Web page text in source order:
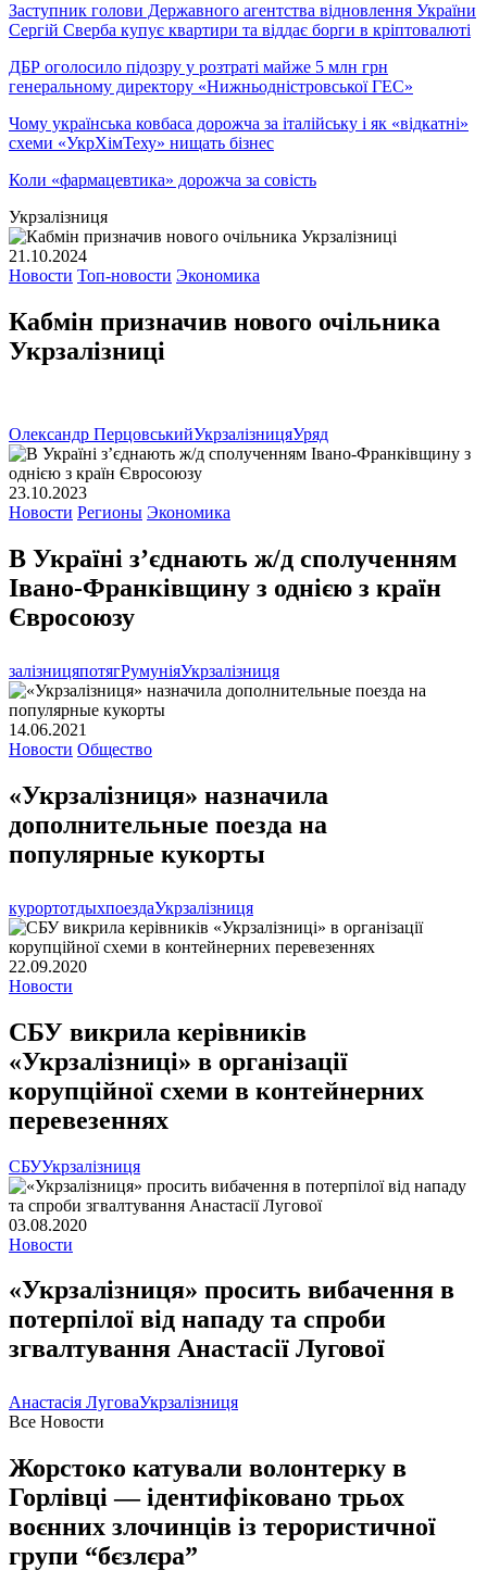
Заступник голови Державного агентства відновлення України
Сергій Сверба купує квартири та віддає борги в кріптовалюті
ДБР оголосило підозру у розтраті майже 5 млн грн
генеральному директору «Нижньодністровської ГЕС»
Чому українська ковбаса дорожча за італійську і як «відкатні»
схеми «УкрХімТеху» нищать бізнес
Коли «фармацевтика» дорожча за совість
Укрзалізниця
21.10.2024
Новости Топ-новости Экономика
Кабмін призначив нового очільника
Укрзалізниці
Олександр ПерцовськийУкрзалізницяУряд
23.10.2023
Новости Регионы Экономика
В Україні з’єднають ж/д сполученням
Івано-Франківщину з однією з країн
Євросоюзу
залізницяпотягРумуніяУкрзалізниця
14.06.2021
Новости Общество
«Укрзалізниця» назначила
дополнительные поезда на
популярные кукорты
курортотдыхпоездаУкрзалізниця
22.09.2020
Новости
СБУ викрила керівників
«Укрзалізниці» в організації
корупційної схеми в контейнерних
перевезеннях
СБУУкрзалізниця
03.08.2020
Новости
«Укрзалізниця» просить вибачення в
потерпілої від нападу та спроби
згвалтування Анастасії Лугової
Анастасія ЛуговаУкрзалізниця
Все Новости
Жорстоко катували волонтерку в
Горлівці — ідентифіковано трьох
воєнних злочинців із терористичної
групи “бєзлєра”